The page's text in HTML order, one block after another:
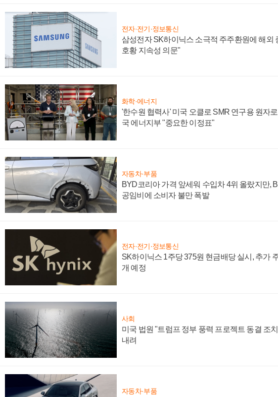
전자·전기·정보통신
삼성전자 SK하이닉스 소극적 주주환원에 해외
호황 지속성 의문"
화학·에너지
'한수원 협력사' 미국 오클로 SMR 연구용 원자로
국 에너지부 "중요한 이정표"
자동차·부품
BYD코리아 가격 앞세워 수입차 4위 올랐지만,
공임비에 소비자 불만 폭발
전자·전기·정보통신
SK하이닉스 1주당 375원 현금배당 실시, 추가
개 예정
사회
미국 법원 "트럼프 정부 풍력 프로젝트 동결 조
내려
자동차·부품